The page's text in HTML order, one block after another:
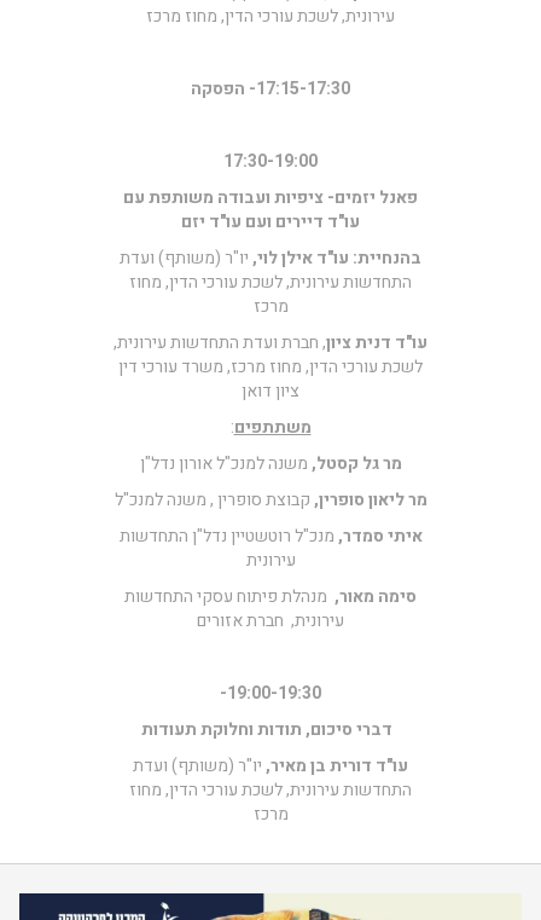
עירונית, לשכת עורכי הדין, מחוז מרכז
17:15-17:30- הפסקה
17:30-19:00
פאנל יזמים- ציפיות ועבודה משותפת עם
עו"ד דיירים ועם עו"ד יזם
בהנחיית: עו"ד אילן לוי, יו"ר (משותף) ועדת
התחדשות עירונית, לשכת עורכי הדין, מחוז
מרכז
עו"ד דנית ציון, חברת ועדת התחדשות עירונית,
לשכת עורכי הדין, מחוז מרכז, משרד עורכי דין
ציון דואן
משתתפים:
מר גל קסטל, משנה למנכ"ל אורון נדל"ן
מר ליאון סופרין, קבוצת סופרין , משנה למנכ"ל
איתי סמדר, מנכ"ל רוטשטיין נדל"ן התחדשות
עירונית
סימה מאור, מנהלת פיתוח עסקי התחדשות
עירונית, חברת אזורים
19:00-19:30-
דברי סיכום, תודות וחלוקת תעודות
עו"ד דורית בן מאיר, יו"ר (משותף) ועדת
התחדשות עירונית, לשכת עורכי הדין, מחוז
מרכז